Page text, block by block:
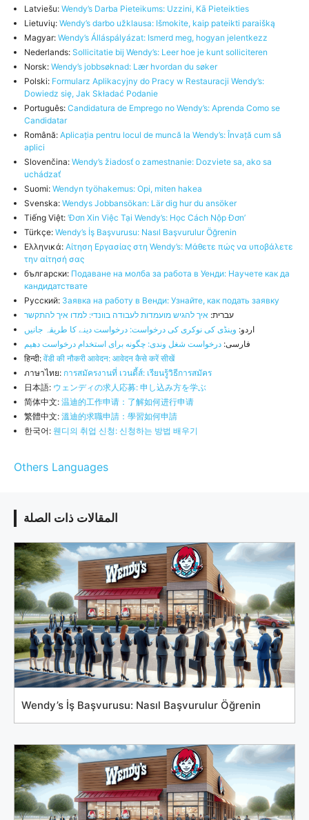
Latviešu: Wendy’s Darba Pieteikums: Uzzini, Kā Pieteikties
Lietuvių: Wendy’s darbo užklausa: Išmokite, kaip pateikti paraišką
Magyar: Wendy’s Álláspályázat: Ismerd meg, hogyan jelentkezz
Nederlands: Sollicitatie bij Wendy’s: Leer hoe je kunt solliciteren
Norsk: Wendy’s jobbsøknad: Lær hvordan du søker
Polski: Formularz Aplikacyjny do Pracy w Restauracji Wendy’s:
Dowiedz się, Jak Składać Podanie
Português: Candidatura de Emprego no Wendy’s: Aprenda Como se
Candidatar
Română: Aplicația pentru locul de muncă la Wendy’s: Învață cum să
aplici
Slovenčina: Wendy’s žiadosť o zamestnanie: Dozviete sa, ako sa
uchádzať
Suomi: Wendyn työhakemus: Opi, miten hakea
Svenska: Wendys Jobbansökan: Lär dig hur du ansöker
Tiếng Việt: ‘Đơn Xin Việc Tại Wendy’s: Học Cách Nộp Đơn’
Türkçe: Wendy’s İş Başvurusu: Nasıl Başvurulur Öğrenin
Ελληνικά: Αίτηση Εργασίας στη Wendy’s: Μάθετε πώς να υποβάλετε
την αίτησή σας
български: Подаване на молба за работа в Уенди: Научете как да
кандидатствате
Русский: Заявка на работу в Венди: Узнайте, как подать заявку
עברית: איך להגיש מועמדות לעבודה בוונדי: למדו איך להתקשר
اردو: وینڈی کی نوکری کی درخواست: درخواست دینے کا طریقہ جانیں
فارسی: درخواست شغل وندی: چگونه برای استخدام درخواست دهیم
हिन्दी: वेंडी की नौकरी आवेदन: आवेदन कैसे करें सीखें
ภาษาไทย: การสมัครงานที่ เวนดี้ส์: เรียนรู้วิธีการสมัคร
日本語: ウェンディの求人応募: 申し込み方を学ぶ
简体中文: 温迪的工作申请：了解如何进行申请
繁體中文: 溫迪的求職申請：學習如何申請
한국어: 웬디의 취업 신청: 신청하는 방법 배우기
Others Languages
المقالات ذات الصلة
Wendy’s İş Başvurusu: Nasıl Başvurulur Öğrenin